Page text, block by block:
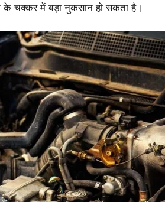
के चक्कर में बड़ा नुकसान हो सकता है।